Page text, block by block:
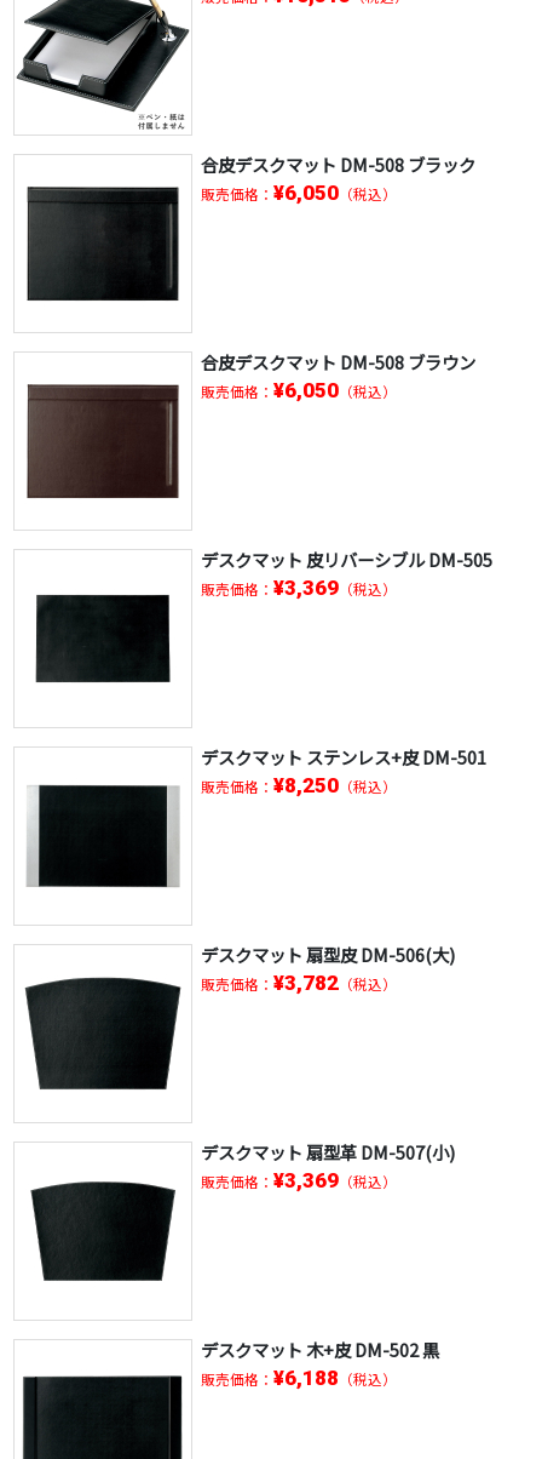
合皮デスクマット DM-508 ブラック
販売価格： ¥6,050（税込）
合皮デスクマット DM-508 ブラウン
販売価格： ¥6,050（税込）
デスクマット 皮リバーシブル DM-505
販売価格： ¥3,369（税込）
デスクマット ステンレス+皮 DM-501
販売価格： ¥8,250（税込）
デスクマット 扇型皮 DM-506(大)
販売価格： ¥3,782（税込）
デスクマット 扇型革 DM-507(小)
販売価格： ¥3,369（税込）
デスクマット 木+皮 DM-502 黒
販売価格： ¥6,188 （税込）